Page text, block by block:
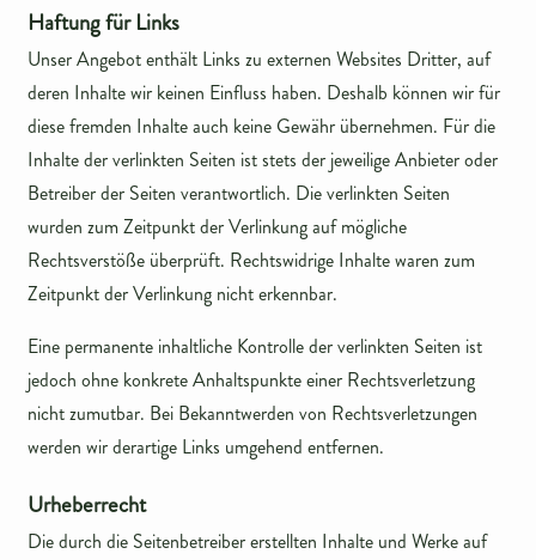
Haftung für Links
Unser Angebot enthält Links zu externen Websites Dritter, auf
deren Inhalte wir keinen Einfluss haben. Deshalb können wir für
diese fremden Inhalte auch keine Gewähr übernehmen. Für die
Inhalte der verlinkten Seiten ist stets der jeweilige Anbieter oder
Betreiber der Seiten verantwortlich. Die verlinkten Seiten
wurden zum Zeitpunkt der Verlinkung auf mögliche
Rechtsverstöße überprüft. Rechtswidrige Inhalte waren zum
Zeitpunkt der Verlinkung nicht erkennbar.
Eine permanente inhaltliche Kontrolle der verlinkten Seiten ist
jedoch ohne konkrete Anhaltspunkte einer Rechtsverletzung
nicht zumutbar. Bei Bekanntwerden von Rechtsverletzungen
werden wir derartige Links umgehend entfernen.
Urheberrecht
Die durch die Seitenbetreiber erstellten Inhalte und Werke auf